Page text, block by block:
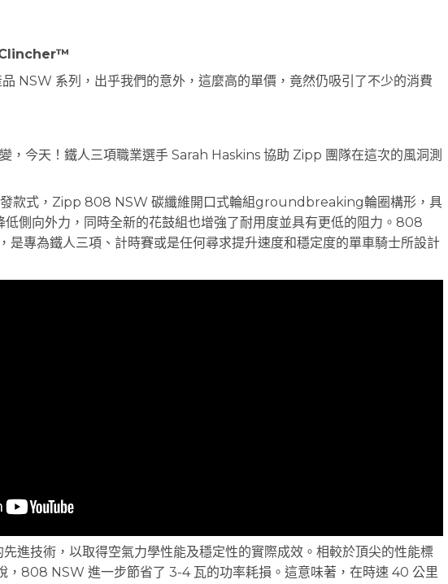
NSW 系列，出乎我們的意外，這麼高的單價，竟然仍吸引了不少的消費
，今天！鐵人三項職業選手 Sarah Haskins 協助 Zipp 團隊在這次的風洞測
款式，Zipp 808 NSW 碳纖維開口式輪組groundbreaking輪圈構形，具
低側向外力，同時全新的花鼓組也增強了耐用度並具有更低的阻力。808
專為鐵人三項、計時賽或是任何尋求提升速度和穩定度的單車騎士所設計
進技術，以取得空氣力學性能及穩定性的實際成效。相較於頂尖的性能標
808 NSW 進一步節省了 3-4 瓦的功率耗損。這意味著，在時速 40 公里